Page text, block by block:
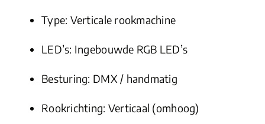
Type: Verticale rookmachine
LED’s: Ingebouwde RGB LED’s
Besturing: DMX / handmatig
Rookrichting: Verticaal (omhoog)